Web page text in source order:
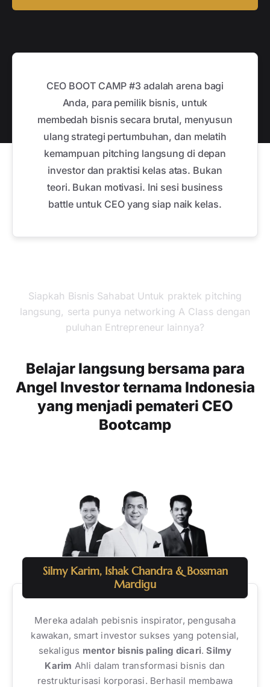
CEO BOOT CAMP #3 adalah arena bagi
Anda, para pemilik bisnis, untuk
membedah bisnis secara brutal, menyusun
ulang strategi pertumbuhan, dan melatih
kemampuan pitching langsung di depan
investor dan praktisi kelas atas. Bukan
teori. Bukan motivasi. Ini sesi business
battle untuk CEO yang siap naik kelas.
Siapkah Bisnis Sahabat Untuk praktek pitching
langsung, serta punya networking A Class dengan
puluhan Entrepreneur lainnya?
Belajar langsung bersama para
Angel Investor ternama Indonesia
yang menjadi pemateri CEO
Bootcamp
Silmy Karim, Ishak Chandra & Bossman
Mardigu
Mereka adalah pebisnis inspirator, pengusaha
kawakan, smart investor sukses yang potensial,
sekaligus mentor bisnis paling dicari.Silmy
Karim Ahli dalam transformasi bisnis dan
restrukturisasi korporasi. Berhasil membawa